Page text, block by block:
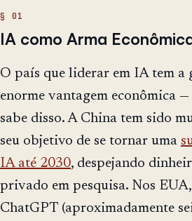
IA como Arma
O país que liderar em IA tem a
enorme vantagem econômica
sabe disso. A China tem sido
seu objetivo de se tornar uma
IA até 2030, despejando
privado em pesquisa. Nos
ChatGPT (aproximadamente